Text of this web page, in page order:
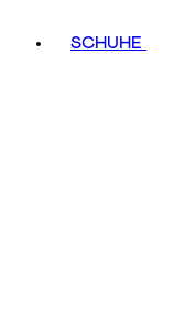
SCHUHE